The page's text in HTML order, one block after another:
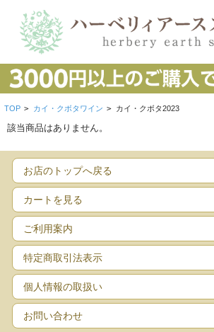
TOP > カイ・クボタワイン > カイ・クボタ2023
該当商品はありません。
お店のトップへ戻る
カートを見る
ご利用案内
特定商取引法表示
個人情報の取扱い
お問い合わせ